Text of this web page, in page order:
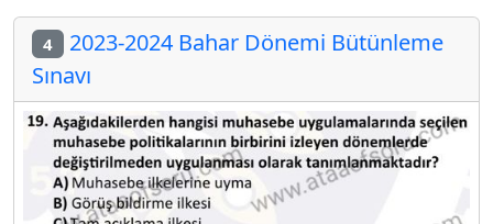
4 2023-2024 Bahar Dönemi Bütünleme
Sınavı